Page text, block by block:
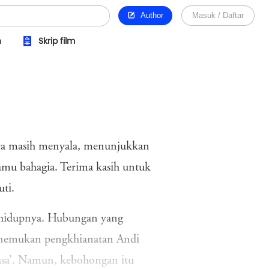
Author Masuk / Daftar
Skrip film
masih menyala, menunjukkan
bahagia. Terima kasih untuk
Hubungan yang
pengkhianatan Andi
Namun, kebohongan itu